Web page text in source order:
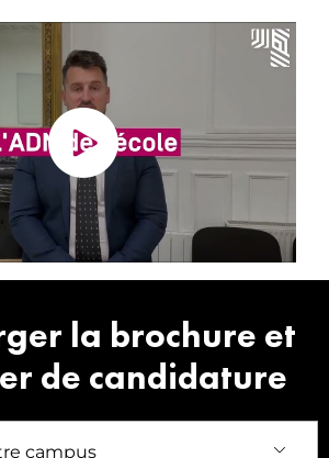
par le
Antoine
la brochure et
de candidature